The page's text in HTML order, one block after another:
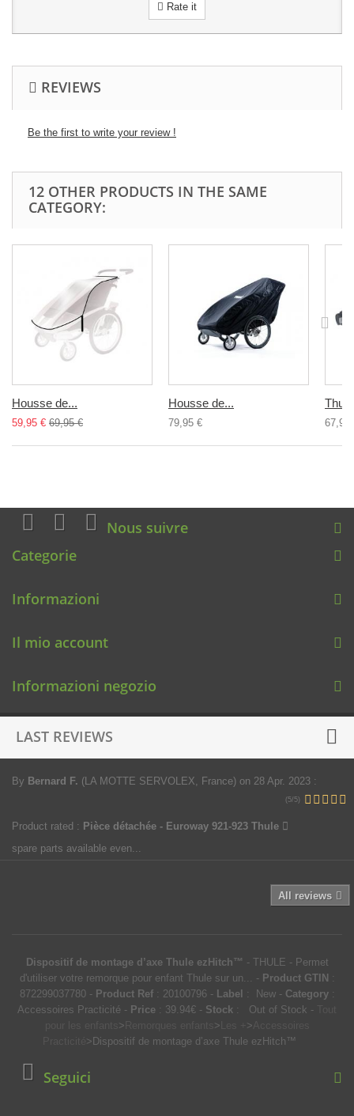
Rate it
REVIEWS
Be the first to write your review !
12 OTHER PRODUCTS IN THE SAME
CATEGORY:
Housse de...
59,95 € 69,95 €
Housse de...
79,95 € 67,95
Nous suivre
Categorie
Informazioni
Il mio account
Informazioni negozio
LAST REVIEWS
By Bernard F. (LA MOTTE SERVOLEX, France) on 28 Apr. 2023 :
(5/5)
Product rated : Pièce détachée - Euroway 921-923 Thule
spare parts available even...
All reviews
Dispositif de montage d’axe Thule ezHitch™ - THULE - Permet
d'utiliser votre remorque pour enfant Thule sur un... - Product GTIN :
872299037780 - Product Ref: 20100796 - Label : New- Category:
Accessoires Practicité - Price : 39.94€ - Stock : Out of Stock -
> > >
> Dispositif de montage d’axe Thule ezHitch™
Seguici